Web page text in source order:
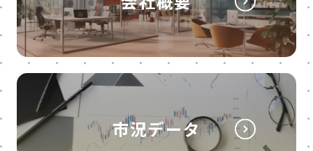
市況データ